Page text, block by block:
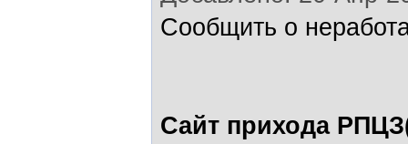
Сообщить о
Сайт прихода